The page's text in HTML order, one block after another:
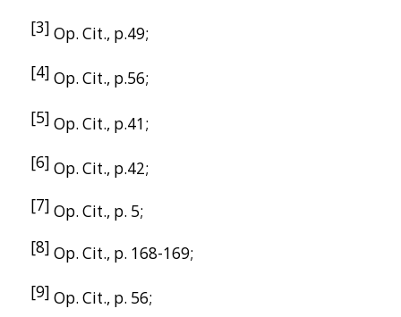
[3] Op. Cit., p.49;
[4] Op. Cit., p.56;
[5] Op. Cit., p.41;
[6] Op. Cit., p.42;
[7] Op. Cit., p. 5;
[8] Op. Cit., p. 168-169;
[9] Op. Cit., p. 56;